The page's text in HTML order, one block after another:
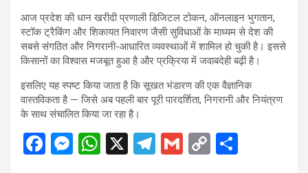
आज प्रदेश की धान खरीदी प्रणाली डिजिटल टोकन, ऑनलाइन भुगतान,
स्टॉक ट्रैकिंग और शिकायत निवारण जैसी सुविधाओं के माध्यम से देश की
सबसे संगठित और निगरानी-आधारित व्यवस्थाओं में शामिल हो चुकी है। इससे
किसानों का विश्वास मजबूत हुआ है और प्रक्रिया में जवाबदेही बढ़ी है।
इसलिए यह स्पष्ट किया जाता है कि सूखत भंडारण की एक वैज्ञानिक
वास्तविकता है — जिसे अब पहली बार पूरी पारदर्शिता, निगरानी और नियंत्रण
के साथ संचालित किया जा रहा है।
F
M W X
T
G
C